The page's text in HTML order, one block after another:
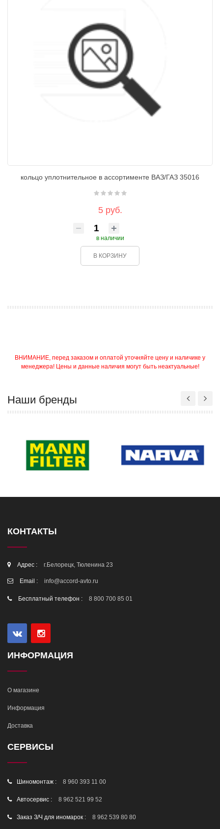
кольцо уплотнительное в ассортименте ВАЗ/ГАЗ 35016
5 руб.
в наличии
В КОРЗИНУ
ВНИМАНИЕ, перед заказом и оплатой уточняйте цену и наличике у
менеджера! Цены и данные наличия могут быть неактуальные!
Наши бренды
КОНТАКТЫ
Адрес : г.Белорецк, Тюленина 23
Email : info@accord-avto.ru
Бесплатный телефон : 8 800 700 85 01
ИНФОРМАЦИЯ
О магазине
Информация
Доставка
СЕРВИСЫ
Шиномонтаж : 8 960 393 11 00
Автосервис : 8 962 521 99 52
Заказ З/Ч для иномарок : 8 962 539 80 80